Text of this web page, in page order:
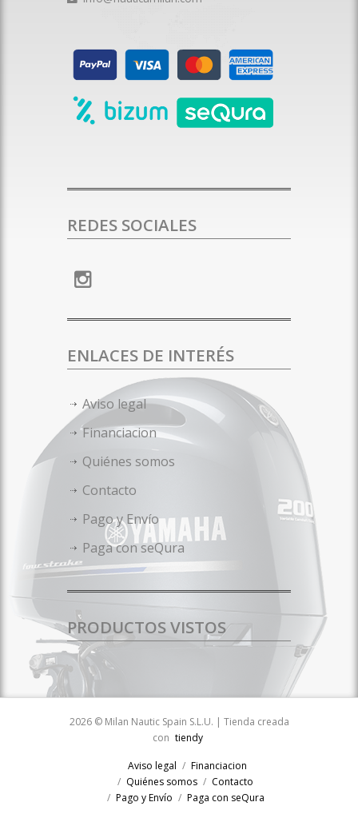
REDES SOCIALES
ENLACES DE INTERÉS
Aviso legal
Financiacion
Quiénes somos
Contacto
Pago y Envío
Paga con seQura
PRODUCTOS VISTOS
2026 © Milan Nautic Spain S.L.U. | Tienda creada
con tiendy
Aviso legal
Financiacion
Quiénes somos
Contacto
Pago y Envío
Paga con seQura